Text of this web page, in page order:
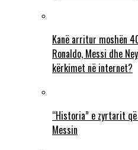
Kanë arritur moshën
Ronaldo, Messi dhe
kërkimet në internet?
“Historia” e zyrtarit
Messin